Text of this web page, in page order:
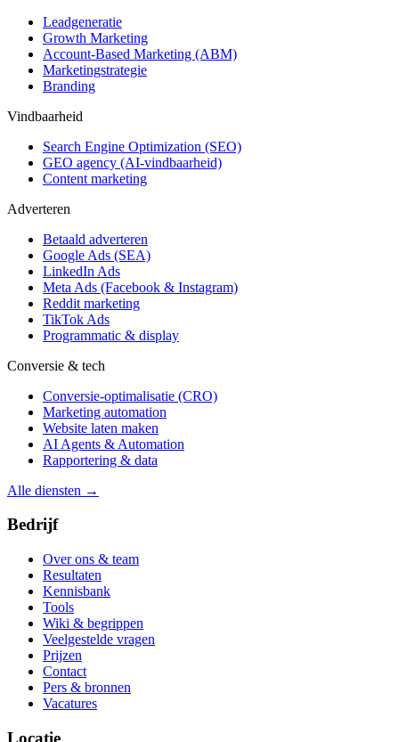
Leadgeneratie
Growth Marketing
Account-Based Marketing (ABM)
Marketingstrategie
Branding
Vindbaarheid
Search Engine Optimization (SEO)
GEO agency (AI-vindbaarheid)
Content marketing
Adverteren
Betaald adverteren
Google Ads (SEA)
LinkedIn Ads
Meta Ads (Facebook & Instagram)
Reddit marketing
TikTok Ads
Programmatic & display
Conversie & tech
Conversie-optimalisatie (CRO)
Marketing automation
Website laten maken
AI Agents & Automation
Rapportering & data
Alle diensten →
Bedrijf
Over ons & team
Resultaten
Kennisbank
Tools
Wiki & begrippen
Veelgestelde vragen
Prijzen
Contact
Pers & bronnen
Vacatures
Locatie